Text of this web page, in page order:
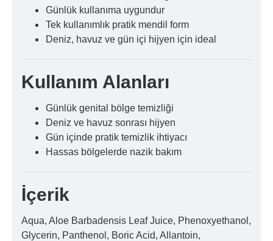
Günlük kullanıma uygundur
Tek kullanımlık pratik mendil form
Deniz, havuz ve gün içi hijyen için ideal
Kullanım Alanları
Günlük genital bölge temizliği
Deniz ve havuz sonrası hijyen
Gün içinde pratik temizlik ihtiyacı
Hassas bölgelerde nazik bakım
İçerik
Aqua, Aloe Barbadensis Leaf Juice, Phenoxyethanol,
Glycerin, Panthenol, Boric Acid, Allantoin,